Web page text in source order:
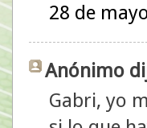
28 de
Anónimo
Gabri, yo